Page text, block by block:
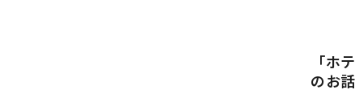
「ホ
のお話